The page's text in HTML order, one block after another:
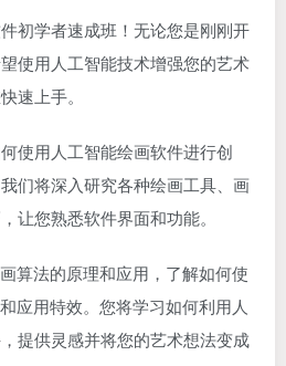
初学者速成班！无论您是刚刚开
使用人工智能技术增强您的艺术
速上手。
使用人工智能绘画软件进行创
们将深入研究各种绘画工具、画
让您熟悉软件界面和功能。
算法的原理和应用，了解如何使
应用特效。您将学习如何利用人
提供灵感并将您的艺术想法变成